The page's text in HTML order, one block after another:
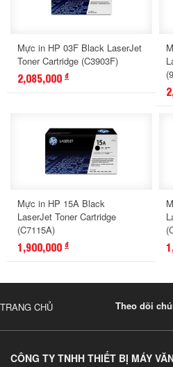
Mực in HP 03F Black LaserJet
Toner Cartridge (C3903F)
2,085,000 đ
Mực in HP 15A Black
LaserJet Toner Cartridge
(C7115A)
1,900,000 đ
TRANG CHỦ Theo dõi
CÔNG TY TNHH THIẾT BỊ MÁY